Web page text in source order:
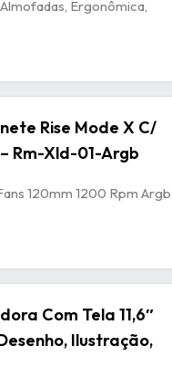
Ergonômica,
Rise Mode X C/
Rm-Xld-01-Argb
120mm 1200 Rpm Argb
Com Tela 11,6″
Ilustração,